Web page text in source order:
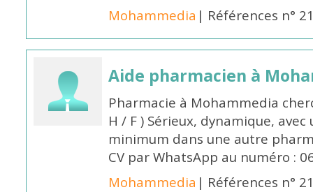
Mohammedia | Références n°
Aide pharmacien à
Pharmacie à Mohammedia
H / F ) Sérieux, dynamique,
minimum dans une autre
CV par WhatsApp au numéro :
Mohammedia | Références n°